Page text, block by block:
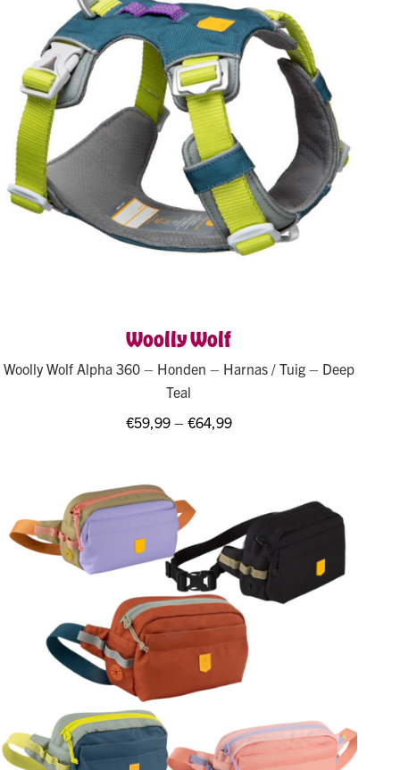
Woolly Wolf
Woolly Wolf Alpha 360 – Honden – Harnas / Tuig – Deep
Teal
€59,99– €64,99